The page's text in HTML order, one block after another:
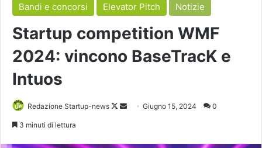
Bandi e concorsi Elevator Pitch Notizie
Startup competition WMF
2024: vincono BaseTracK e
Intuos
Redazione Startup-news
Follow
Invia Giugno 15, 2024 0
3 minuti di lettura